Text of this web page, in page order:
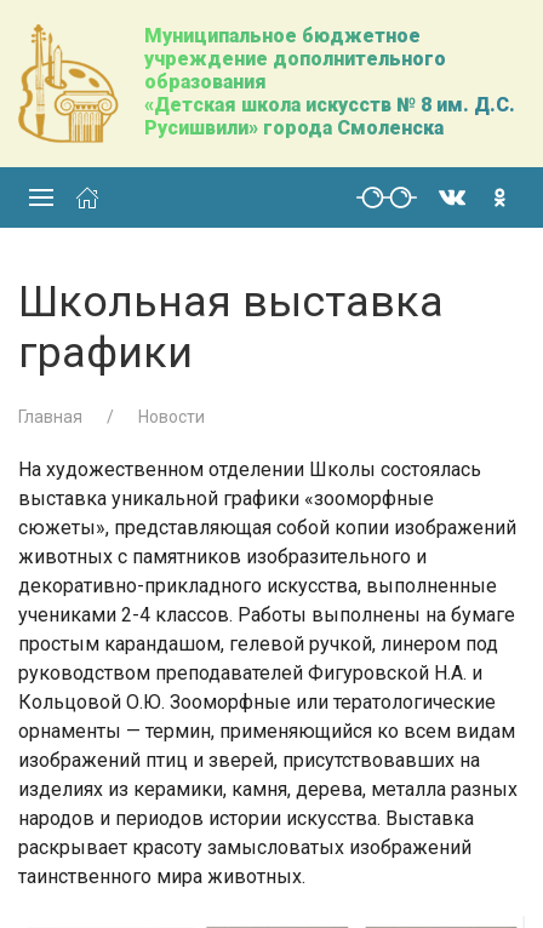
Муниципальное бюджетное
учреждение дополнительного
образования
«Детская школа искусств № 8 им. Д.С.
Русишвили» города Смоленска
Школьная выставка
графики
Главная Новости
На художественном отделении Школы состоялась
выставка уникальной графики «зооморфные
сюжеты», представляющая собой копии изображений
животных с памятников изобразительного и
декоративно-прикладного искусства, выполненные
учениками 2-4 классов. Работы выполнены на бумаге
простым карандашом, гелевой ручкой, линером под
руководством преподавателей Фигуровской Н.А. и
Кольцовой О.Ю. Зооморфные или тератологические
орнаменты — термин, применяющийся ко всем видам
изображений птиц и зверей, присутствовавших на
изделиях из керамики, камня, дерева, металла разных
народов и периодов истории искусства. Выставка
раскрывает красоту замысловатых изображений
таинственного мира животных.